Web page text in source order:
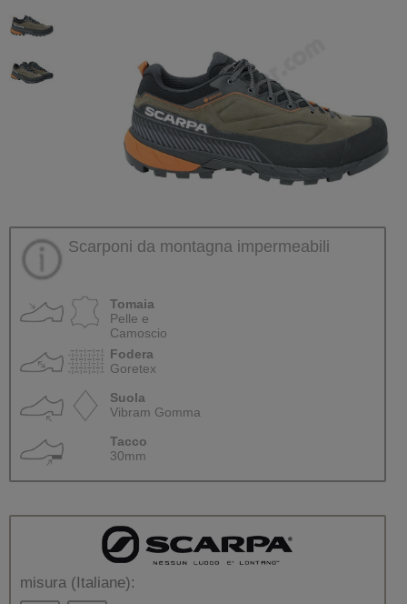
Scarponi da montagna impermeabili
Tomaia
Pelle e
Camoscio
Fodera
Goretex
Suola
Vibram Gomma
Tacco
30mm
misura (Italiane):